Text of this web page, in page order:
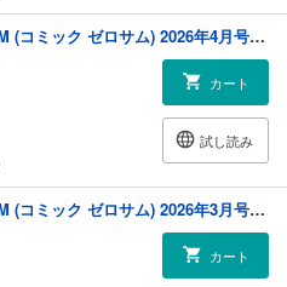
Comic ZERO-SUM (コミック ゼロサム) 2026年4月号[雑誌]
カート
試し読み
Comic ZERO-SUM (コミック ゼロサム) 2026年3月号[雑誌]
カート